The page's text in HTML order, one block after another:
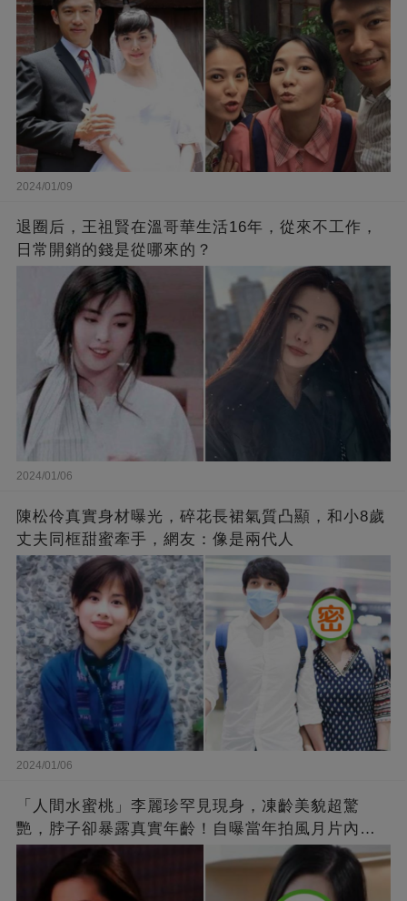
2024/01/09
退圈后，王祖賢在溫哥華生活16年，從來不工作，
日常開銷的錢是從哪來的？
2024/01/06
陳松伶真實身材曝光，碎花長裙氣質凸顯，和小8歲
丈夫同框甜蜜牽手，網友：像是兩代人
2024/01/06
「人間水蜜桃」李麗珍罕見現身，凍齡美貌超驚
艷，脖子卻暴露真實年齡！自曝當年拍風月片內
幕，竟是因為「玉女當久了」？